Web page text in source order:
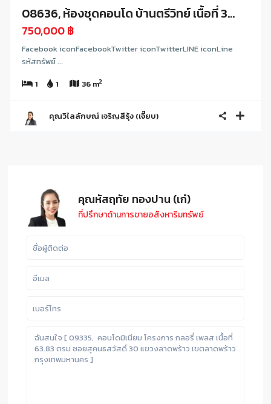
08636, ห้องชุดคอนโด บ้านตรีวิทย์ เนื้อที่ 3...
750,000 ฿
Facebook iconFacebookTwitter iconTwitterLINE iconLine
รหัสทรัพย์ ...
1
1 36 m2
คุณวิไลลักษณ์ เจริญสีรุ้ง (เจี๊ยบ)
คุณหัสฤทัย ทองปาน (เก๋)
ที่ปรึกษาด้านการขายอสังหาริมทรัพย์